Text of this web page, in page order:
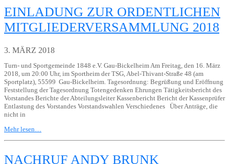
EINLADUNG ZUR ORDENTLICHEN
MITGLIEDERVERSAMMLUNG 2018
3. MÄRZ 2018
Turn- und Sportgemeinde 1848 e.V. Gau-Bickelheim Am Freitag, den 16. März
2018, um 20:00 Uhr, im Sportheim der TSG, Abel-Thivant-Straße 48 (am
Sportplatz), 55599 Gau-Bickelheim. Tagesordnung: Begrüßung und Eröffnung
Feststellung der Tagesordnung Totengedenken Ehrungen Tätigkeitsbericht des
Vorstandes Berichte der Abteilungsleiter Kassenbericht Bericht der Kassenprüfer
Entlastung des Vorstandes Vorstandswahlen Verschiedenes Über Anträge, die
nicht in
Mehr lesen…
NACHRUF ANDY BRUNK